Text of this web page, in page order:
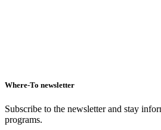
Where-To newsletter
Subscribe to the newsletter and stay
programs.